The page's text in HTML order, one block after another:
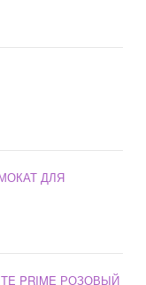
ДЛЯ
PRIME РОЗОВЫЙ